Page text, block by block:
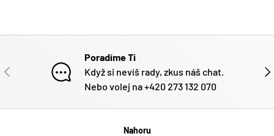
PŘEDCHOZÍ
Poradíme Ti
Když si nevíš rady, zkus náš chat.
Nebo volej na +420 273 132 070
Nahoru